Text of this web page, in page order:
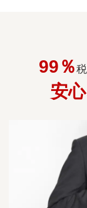
99％
安心